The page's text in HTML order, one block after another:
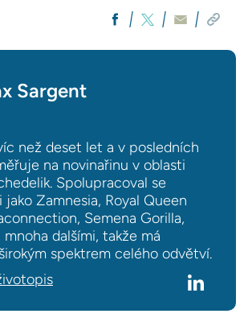
Sargent
než deset let a v posledních
na novinařinu v oblasti
Spolupracoval se
Zamnesia, Royal Queen
Semena Gorilla,
dalšími, takže má
spektrem celého odvětví.